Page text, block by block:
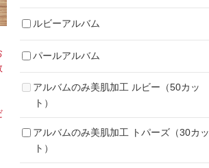
ルビーアルバム
パールアルバム
アルバムのみ美肌加工 ルビー（50カッ
ト）
アルバムのみ美肌加工 トパーズ（30カッ
ト）